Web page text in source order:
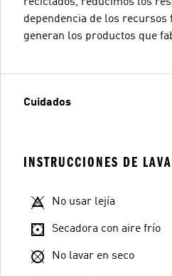
dependencia de los
generan los productos que
Cuidados
INSTRUCCIONES DE
No usar lejía
Secadora con aire frío
No lavar en seco